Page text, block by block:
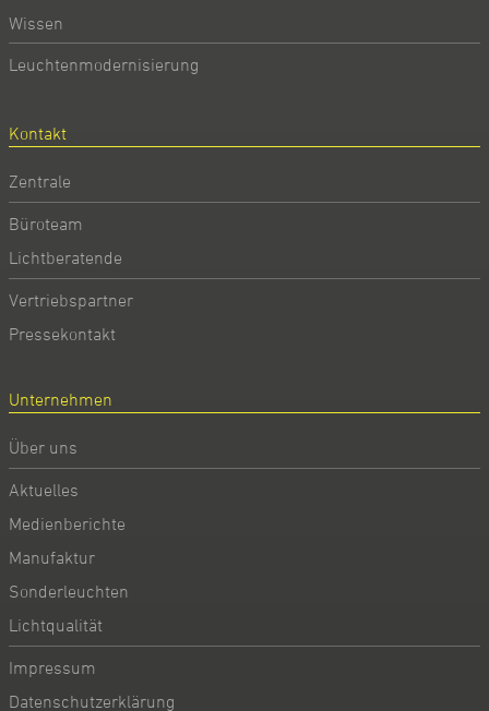
Wissen
Leuchtenmodernisierung
Kontakt
Zentrale
Büroteam
Lichtberatende
Vertriebspartner
Pressekontakt
Unternehmen
Über uns
Aktuelles
Medienberichte
Manufaktur
Sonderleuchten
Lichtqualität
Impressum
Datenschutzerklärung